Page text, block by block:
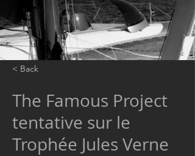
< Back
The Famous Project
tentative sur le
Trophée Jules Verne